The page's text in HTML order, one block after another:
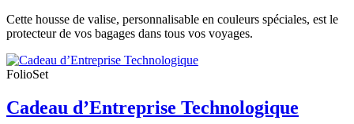
Cette housse de valise, personnalisable en couleurs spéciales, est le
protecteur de vos bagages dans tous vos voyages.
FolioSet
Cadeau d’Entreprise Technologique